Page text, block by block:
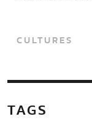
CULTURES
TAGS